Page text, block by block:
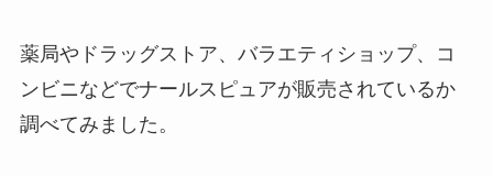
薬局やドラッグストア、バラエティショップ、コ
ンビニなどでナールスピュアが販売されているか
調べてみました。